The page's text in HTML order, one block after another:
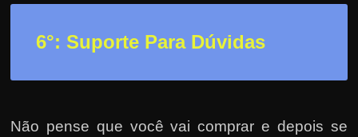
6°: Suporte Para Dúvidas
Não pense que você vai comprar e depois se